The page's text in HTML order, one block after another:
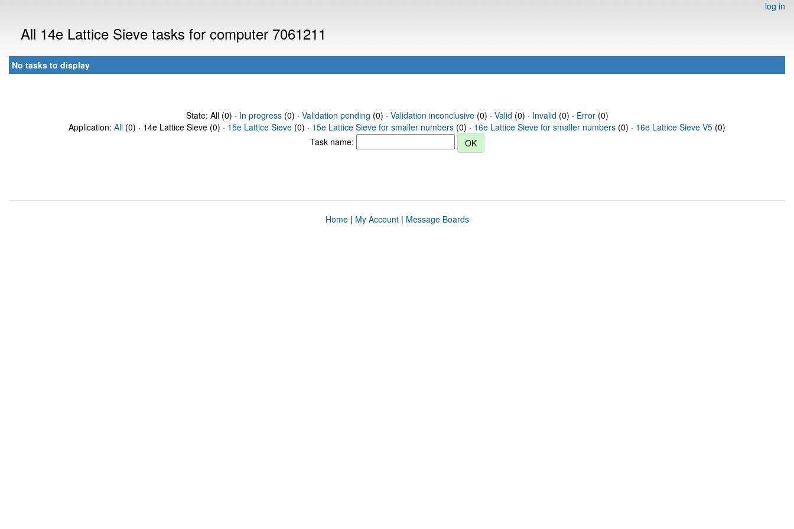
log in
All 14e Lattice Sieve tasks for computer 7061211
No tasks to display
State: All (0) · In progress(0) · Validation pending (0) · Validation inconclusive(0) · Valid (0) · Invalid (0) · Error(0)
Application: All (0) · 14e Lattice Sieve (0) · 15e Lattice Sieve (0) · 15e Lattice Sieve for smaller numbers (0) · 16e Lattice Sieve for smaller numbers (0) · 16e Lattice Sieve V5 (0)
Task name:
Home| My Account| Message Boards